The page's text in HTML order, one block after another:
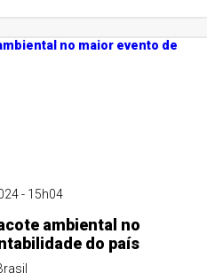
- 15h04
ambiental no
do país